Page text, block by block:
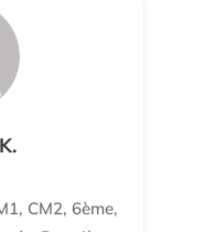
CM2, 6ème,